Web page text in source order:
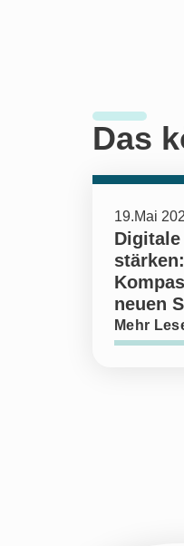
Das
19.Mai
Digitale
neuen
Mehr